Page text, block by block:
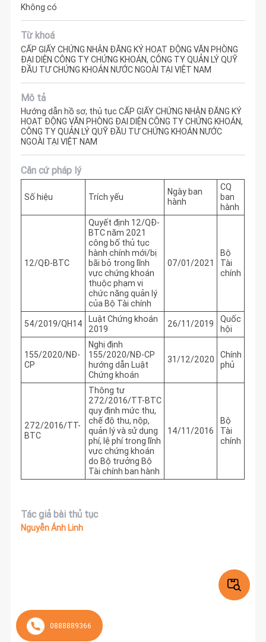
0888889366
Không có
Từ khoá
CẤP GIẤY CHỨNG NHẬN ĐĂNG KÝ HOẠT ĐỘNG VĂN PHÒNG
ĐẠI DIỆN CÔNG TY CHỨNG KHOÁN, CÔNG TY QUẢN LÝ QUỸ
ĐẦU TƯ CHỨNG KHOÁN NƯỚC NGOÀI TẠI VIỆT NAM
Mô tả
Hướng dẫn hồ sơ, thủ tục CẤP GIẤY CHỨNG NHẬN ĐĂNG KÝ
HOẠT ĐỘNG VĂN PHÒNG ĐẠI DIỆN CÔNG TY CHỨNG KHOÁN,
CÔNG TY QUẢN LÝ QUỸ ĐẦU TƯ CHỨNG KHOÁN NƯỚC
NGOÀI TẠI VIỆT NAM
Căn cứ pháp lý
Số hiệu Trích yếu
Ngày ban
hành
CQ
ban
hành
12/QĐ-BTC
Quyết định 12/QĐ-
BTC năm 2021
công bố thủ tục
hành chính mới/bị
bãi bỏ trong lĩnh
vực chứng khoán
thuộc phạm vi
chức năng quản lý
của Bộ Tài chính
07/01/2021
Bộ
Tài
chính
54/2019/QH14
Luật Chứng khoán
2019
26/11/2019
Quốc
hội
155/2020/NĐ-
CP
Nghị định
155/2020/NĐ-CP
hướng dẫn Luật
Chứng khoán
31/12/2020
Chính
phủ
272/2016/TT-
BTC
Thông tư
272/2016/TT-BTC
quy định mức thu,
chế độ thu, nộp,
quản lý và sử dụng
phí, lệ phí trong lĩnh
vực chứng khoán
do Bộ trưởng Bộ
Tài chính ban hành
14/11/2016
Bộ
Tài
chính
Tác giả bài thủ tục
Nguyễn Ánh Linh